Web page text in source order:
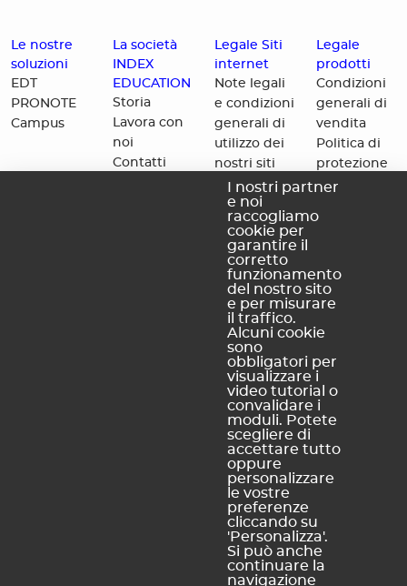
Le nostre
soluzioni
EDT
PRONOTE
Campus
La società
INDEX
EDUCATION
Storia
Lavora con
noi
Contatti
Legale Siti
internet
Note legali
e condizioni
generali di
utilizzo dei
nostri siti
internet
Politica di
riservatezza
Informativa
sui cookie
Mappa del
sito
Legale
prodotti
Condizioni
generali di
vendita
Politica di
protezione
dei dati
INDEX EDUCATION ITALIA
Accreditati dal M.I.U.R.
I nostri partner
e noi
raccogliamo
cookie per
garantire il
corretto
funzionamento
del nostro sito
e per misurare
il traffico.
Alcuni cookie
sono
obbligatori per
visualizzare i
video tutorial o
convalidare i
moduli. Potete
scegliere di
accettare tutto
oppure
personalizzare
le vostre
preferenze
cliccando su
'Personalizza'.
Si può anche
continuare la
navigazione